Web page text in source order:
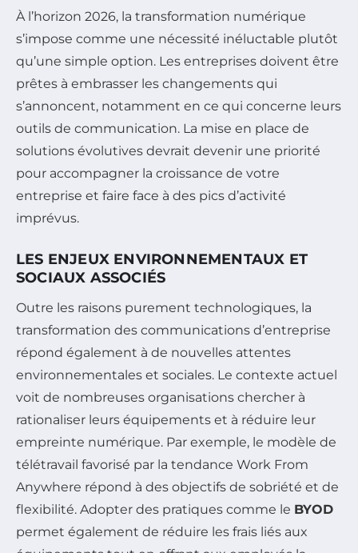
À l’horizon 2026, la transformation numérique
s’impose comme une nécessité inéluctable plutôt
qu’une simple option. Les entreprises doivent être
prêtes à embrasser les changements qui
s’annoncent, notamment en ce qui concerne leurs
outils de communication. La mise en place de
solutions évolutives devrait devenir une priorité
pour accompagner la croissance de votre
entreprise et faire face à des pics d’activité
imprévus.
LES ENJEUX ENVIRONNEMENTAUX ET
SOCIAUX ASSOCIÉS
Outre les raisons purement technologiques, la
transformation des communications d’entreprise
répond également à de nouvelles attentes
environnementales et sociales. Le contexte actuel
voit de nombreuses organisations chercher à
rationaliser leurs équipements et à réduire leur
empreinte numérique. Par exemple, le modèle de
télétravail favorisé par la tendance Work From
Anywhere répond à des objectifs de sobriété et de
flexibilité. Adopter des pratiques comme le BYOD
permet également de réduire les frais liés aux